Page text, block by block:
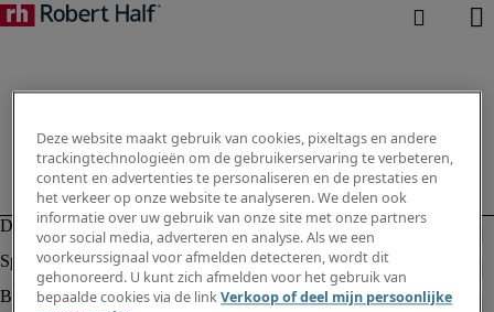
Deze website maakt gebruik van cookies, pixeltags en andere
trackingtechnologieën om de gebruikerservaring te verbeteren,
content en advertenties te personaliseren en de prestaties en
het verkeer op onze website te analyseren. We delen ook
informatie over uw gebruik van onze site met onze partners
voor social media, adverteren en analyse. Als we een
voorkeurssignaal voor afmelden detecteren, wordt dit
gehonoreerd. U kunt zich afmelden voor het gebruik van
bepaalde cookies via de linkVerkoop of deel mijn persoonlijke